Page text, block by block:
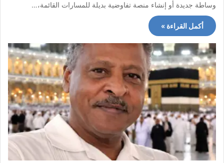
وساطة جديدة أو إنشاء منصة تفاوضية بديلة للمسارات القائمة،…
أكمل القراءة »